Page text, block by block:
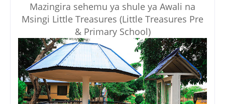
Mazingira sehemu ya shule ya Awali na
Msingi Little Treasures (Little Treasures Pre
& Primary School)